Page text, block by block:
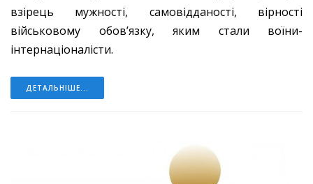
взірець мужності, самовідданості, вірності
військовому обов’язку, яким стали воїни-
інтернаціоналісти.
ДЕТАЛЬНІШЕ...